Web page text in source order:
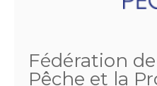
Fédération
Pêche et la